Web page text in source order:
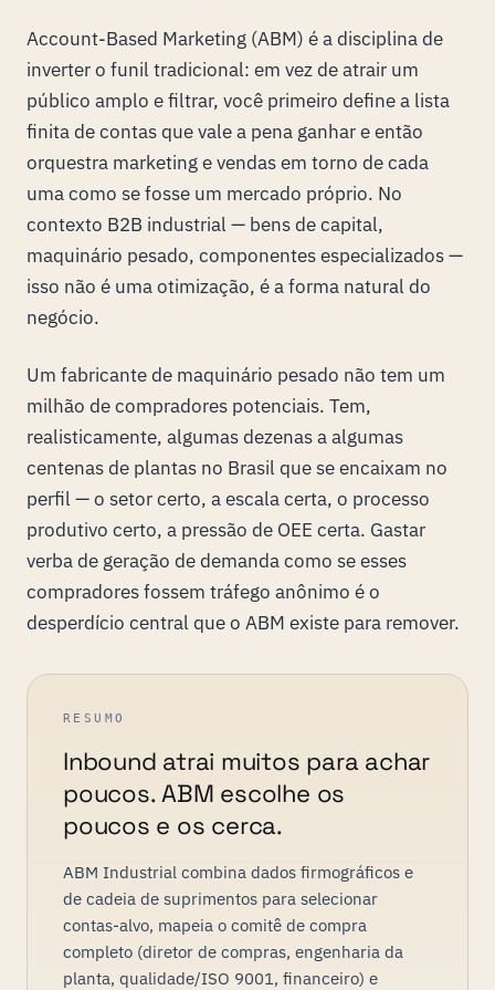
Account-Based Marketing (ABM) é a disciplina de
inverter o funil tradicional: em vez de atrair um
público amplo e filtrar, você primeiro define a lista
finita de contas que vale a pena ganhar e então
orquestra marketing e vendas em torno de cada
uma como se fosse um mercado próprio. No
contexto B2B industrial — bens de capital,
maquinário pesado, componentes especializados —
isso não é uma otimização, é a forma natural do
negócio.
Um fabricante de maquinário pesado não tem um
milhão de compradores potenciais. Tem,
realisticamente, algumas dezenas a algumas
centenas de plantas no Brasil que se encaixam no
perfil — o setor certo, a escala certa, o processo
produtivo certo, a pressão de OEE certa. Gastar
verba de geração de demanda como se esses
compradores fossem tráfego anônimo é o
desperdício central que o ABM existe para remover.
RESUMO
Inbound atrai muitos para achar
poucos. ABM escolhe os
poucos e os cerca.
ABM Industrial combina dados firmográficos e
de cadeia de suprimentos para selecionar
contas-alvo, mapeia o comitê de compra
completo (diretor de compras, engenharia da
planta, qualidade/ISO 9001, financeiro) e